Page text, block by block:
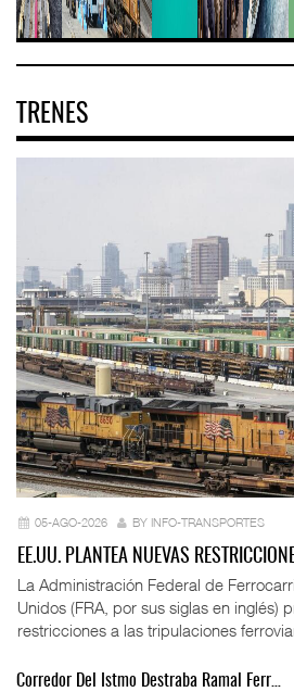
TRENES
05-AGO-2026 BY INFO-TRANSPORTES
EE.UU. PLANTEA NUEVAS
La Administración Federal de
Unidos (FRA, por sus siglas en inglés)
restricciones a las tripulaciones
Corredor Del Istmo Destraba Ramal Ferr…